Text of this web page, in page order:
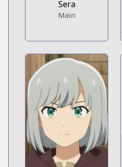
Sera
Main